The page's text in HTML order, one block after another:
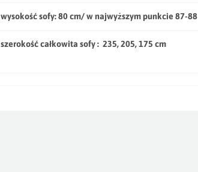
wysokość sofy: 80 cm/ w najwyższym punkcie 87-88
szerokość całkowita sofy : 235, 205, 175 cm